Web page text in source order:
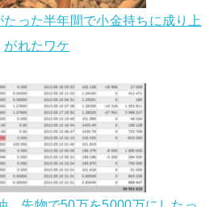
たった半年間で小金持ちに成り上
がれたワケ